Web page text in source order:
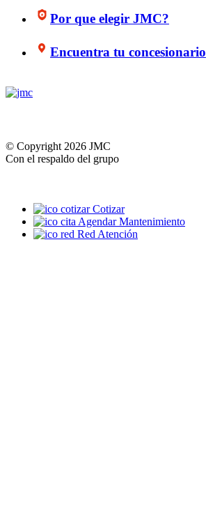
Por que elegir JMC?
Encuentra tu concesionario
© Copyright 2026 JMC
Con el respaldo del grupo
Cotizar
Agendar Mantenimiento
Red Atención